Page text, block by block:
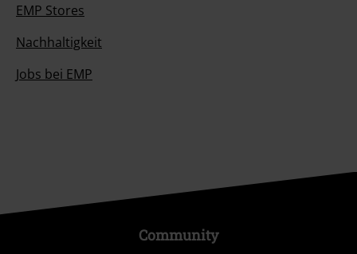
EMP Stores
Nachhaltigkeit
Jobs bei EMP
Community